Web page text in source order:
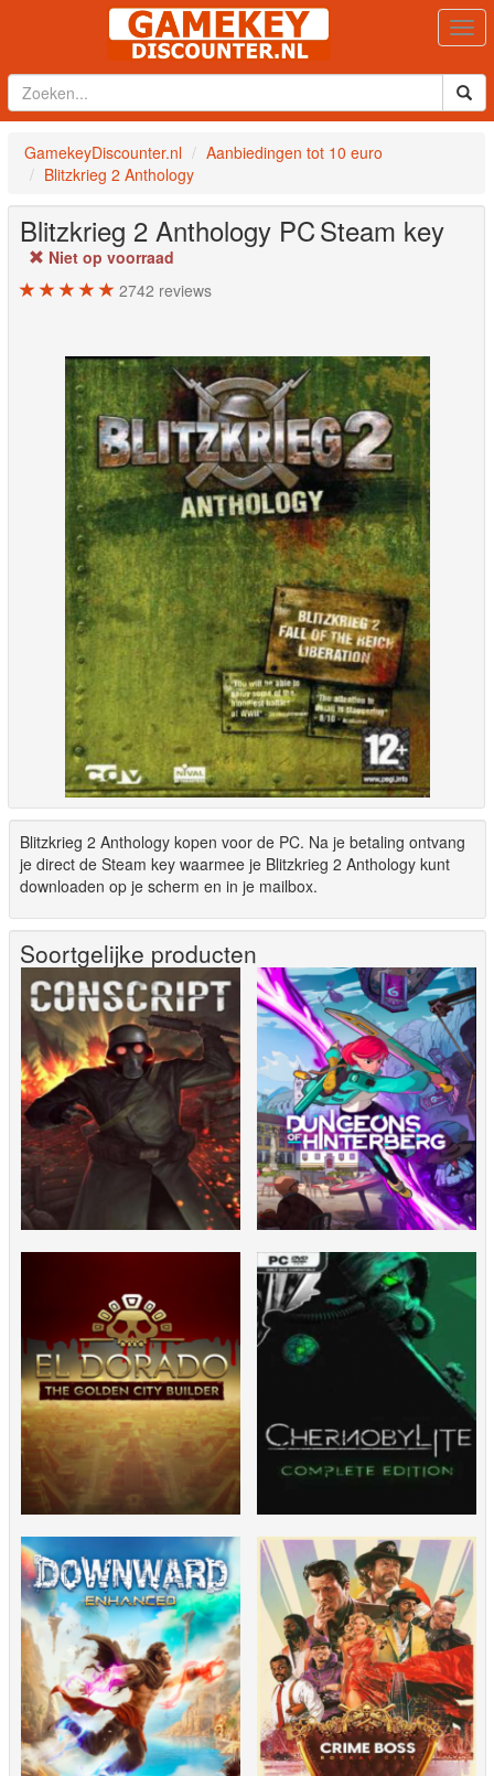
GamekeyDiscounter.nl
Aanbiedingen tot 10 euro
Blitzkrieg 2 Anthology
Blitzkrieg 2 Anthology PCSteam key
Niet op voorraad
2742 reviews
Blitzkrieg 2 Anthology kopen voor de PC. Na je betaling ontvang
je direct de Steam key waarmee je Blitzkrieg 2 Anthology kunt
downloaden op je scherm en in je mailbox.
Soortgelijke producten